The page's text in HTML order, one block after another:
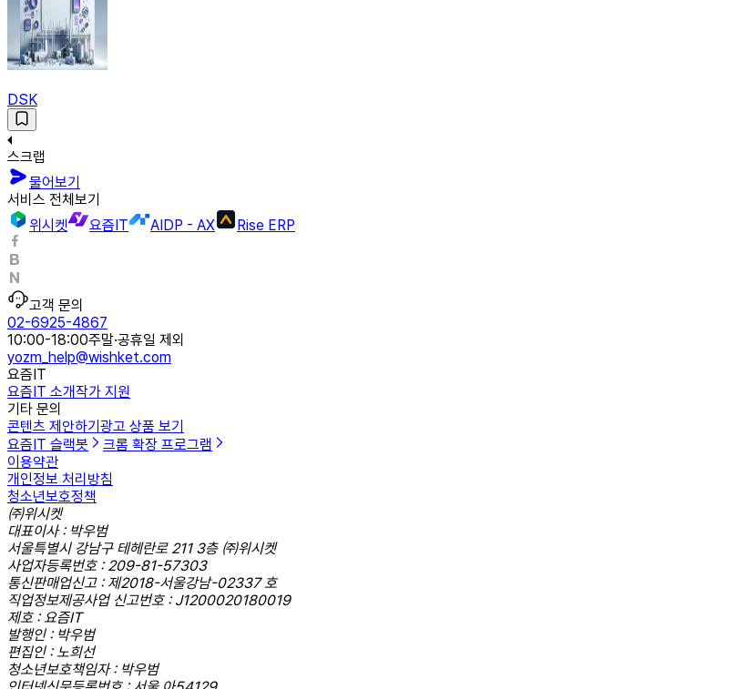
DSK
스크랩
물어보기
서비스 전체보기
위시켓
요즘IT AIDP - AX Rise ERP
고객 문의
02-6925-4867
10:00-18:00주말·공휴일 제외
yozm_help@wishket.com
요즘IT
요즘IT 소개작가 지원
기타 문의
콘텐츠 제안하기 광고 상품 보기
요즘IT 슬랙봇
크롬 확장 프로그램
이용약관
개인정보 처리방침
청소년보호정책
㈜위시켓
대표이사 : 박우범
서울특별시 강남구 테헤란로 211 3층 ㈜위시켓
사업자등록번호 : 209-81-57303
통신판매업신고 : 제2018-서울강남-02337 호
직업정보제공사업 신고번호 : J1200020180019
제호 : 요즘IT
발행인 : 박우범
편집인 : 노희선
청소년보호책임자 : 박우범